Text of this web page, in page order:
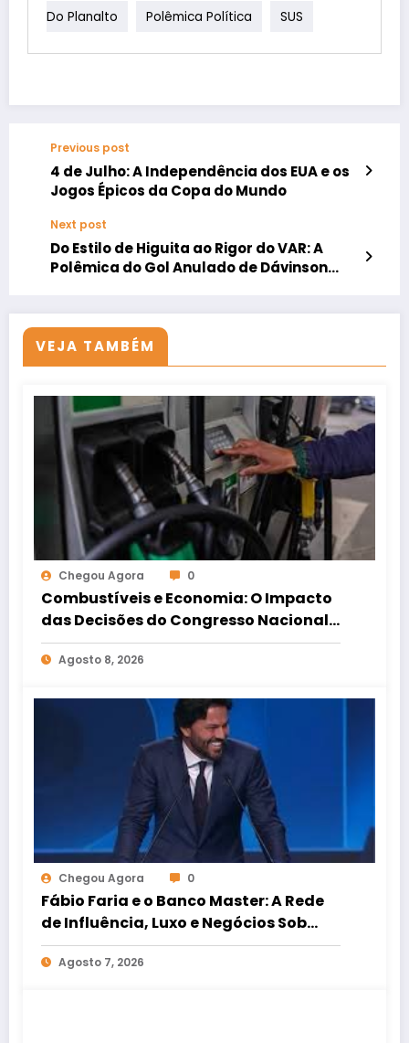
Do Planalto Polêmica Política SUS
Previous post
4 de Julho: A Independência dos EUA e os
Jogos Épicos da Copa do Mundo
Next post
Do Estilo de Higuita ao Rigor do VAR: A
Polêmica do Gol Anulado de Dávinson
VEJA TAMBÉM
Chegou Agora 0
Combustíveis e Economia: O Impacto
das Decisões do Congresso Nacional
do Brasil nas Subvenções
Agosto 8, 2026
Chegou Agora 0
Fábio Faria e o Banco Master: A Rede
de Influência, Luxo e Negócios Sob
Investigação
Agosto 7, 2026